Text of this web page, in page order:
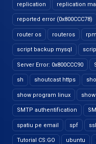
replication replication
reported error (0x800CCC78)
router os routeros rpm
script backup mysql
Server Error: 0x800CCC90
sh shoutcast https
show program linux
SMTP authentification
spatiu pe email spf
Tutorial CS:GO ubuntu